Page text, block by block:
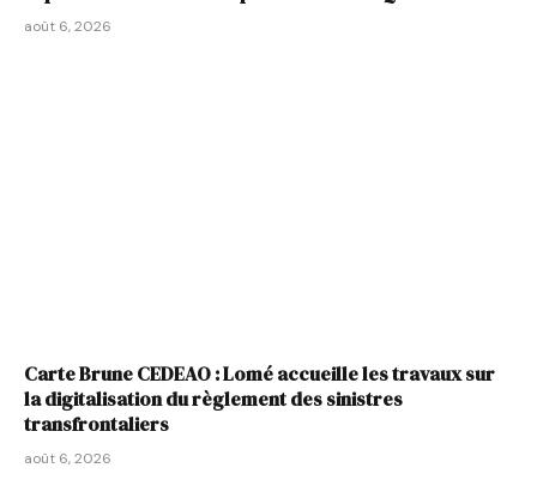
août 6, 2026
Carte Brune CEDEAO : Lomé accueille les travaux sur
la digitalisation du règlement des sinistres
transfrontaliers
août 6, 2026